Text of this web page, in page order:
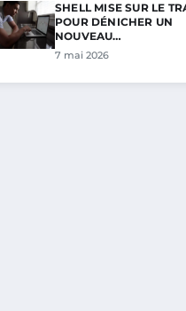
SHELL MISE SUR LE
POUR DÉNICHER UN
NOUVEAU…
7 mai 2026